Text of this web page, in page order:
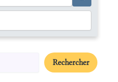
Rechercher